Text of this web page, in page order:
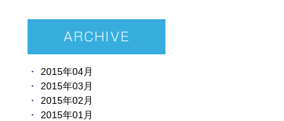
ARCHIVE
2015年04月
2015年03月
2015年02月
2015年01月